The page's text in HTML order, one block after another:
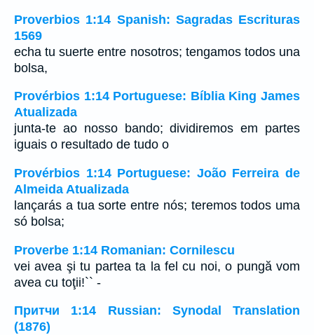
Proverbios 1:14 Spanish: Sagradas Escrituras
1569
echa tu suerte entre nosotros; tengamos todos una
bolsa,
Provérbios 1:14 Portuguese: Bíblia King James
Atualizada
junta-te ao nosso bando; dividiremos em partes
iguais o resultado de tudo o
Provérbios 1:14 Portuguese: João Ferreira de
Almeida Atualizada
lançarás a tua sorte entre nós; teremos todos uma
só bolsa;
Proverbe 1:14 Romanian: Cornilescu
vei avea şi tu partea ta la fel cu noi, o pungă vom
avea cu toţii!`` -
Притчи 1:14 Russian: Synodal Translation
(1876)